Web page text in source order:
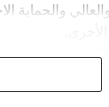
والحماية
جاءت